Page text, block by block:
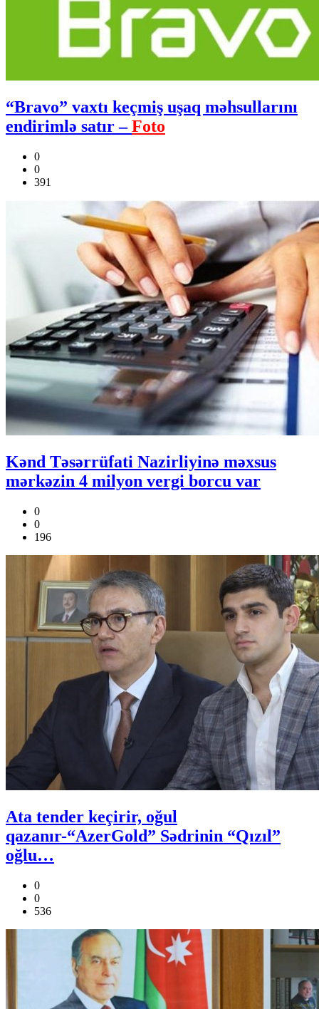
“Bravo” vaxtı keçmiş uşaq məhsullarını
endirimlə satır –Foto
0
0
391
Kənd Təsərrüfati Nazirliyinə məxsus
mərkəzin 4 milyon vergi borcu var
0
0
196
Ata tender keçirir, oğul
qazanır-“AzerGold” Sədrinin “Qızıl”
oğlu…
0
0
536